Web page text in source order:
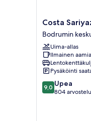
Costa
Sariyaz
Hotel
Bodrumin
keskusta
Costa
Bodrumin
Uima-allas
Ilmainen
Pysäköinti
9.0
kautta
9,0 Upea
804